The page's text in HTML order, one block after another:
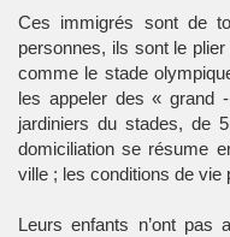
Ces immigrés sont de
personnes, ils sont le
comme le stade
les appeler des « grand
jardiniers du stades, de
domiciliation se résume
ville ; les conditions de vie
Leurs enfants n’ont pas